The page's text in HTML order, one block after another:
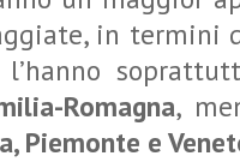
in termini
Romagna,
Piemonte e